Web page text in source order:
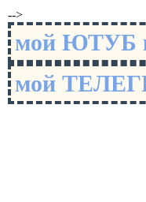
-->
мой ЮТУБ
мой